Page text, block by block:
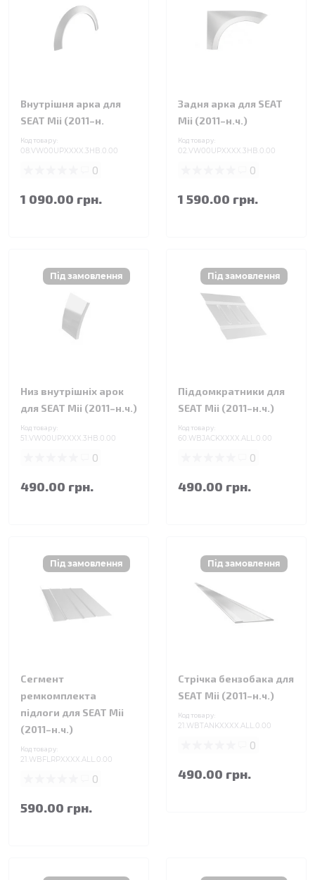
Внутрішня арка для
SEAT Mii (2011–н.
Код товару:
08.VW00UPXXXX.3HB.0.00
0
1 090.00 грн.
Задня арка для SEAT
Mii (2011–н.ч.)
Код товару:
02.VW00UPXXXX.3HB.0.00
0
1 590.00 грн.
Низ внутрішніх арок
для SEAT Mii (2011–н.ч.)
Код товару:
51.VW00UPXXXX.3HB.0.00
0
490.00 грн.
Піддомкратники для
SEAT Mii (2011–н.ч.)
Код товару:
60.WBJACKXXXX.ALL.0.00
0
490.00 грн.
Сегмент
ремкомплекта
підлоги для SEAT Mii
(2011–н.ч.)
Код товару:
21.WBFLRPXXXX.ALL.0.00
0
590.00 грн.
Стрічка бензобака для
SEAT Mii (2011–н.ч.)
Код товару:
21.WBTANKXXXX.ALL.0.00
0
490.00 грн.